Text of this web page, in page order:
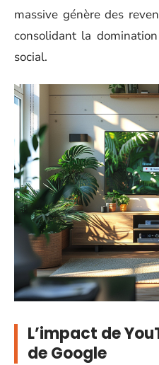
massive génère des
consolidant la
social.
L’impact de
de Google